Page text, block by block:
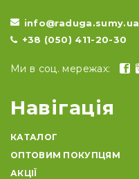
info@raduga.sumy.ua
+38 (050) 411-20-30
Ми в соц. мережах:
Навігація
КАТАЛОГ
ОПТОВИМ ПОКУПЦЯМ
АКЦІЇ